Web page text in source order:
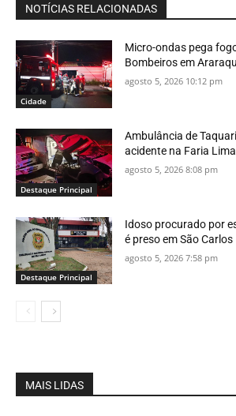
NOTÍCIAS RELACIONADAS
Cidade
Micro-ondas pega
Bombeiros em
agosto 5, 2026 10:12 pm
Destaque Principal
Ambulância de
acidente na Faria Lima
agosto 5, 2026 8:08 pm
Destaque Principal
Idoso procurado por
é preso em São Carlos
agosto 5, 2026 7:58 pm
MAIS LIDAS